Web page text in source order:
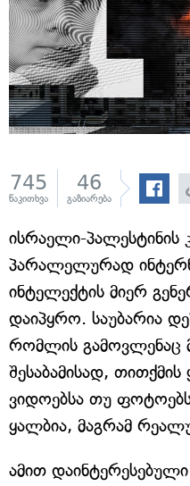
745
წაკითხვა
46
გაზიარება
ისრაელი-პალესტინის
პარალელურად
ინტელექტის მიერ
დაიპყრო. საუბარია
რომლის გამოვლენაც
შესაბამისად,
ვიდოებსა თუ
ყალბია, მაგრამ
ამით